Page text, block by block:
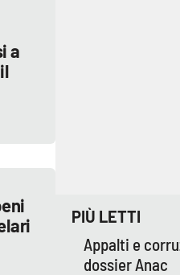
a
PIÙ LETTI
Appalti e
dossier Anac